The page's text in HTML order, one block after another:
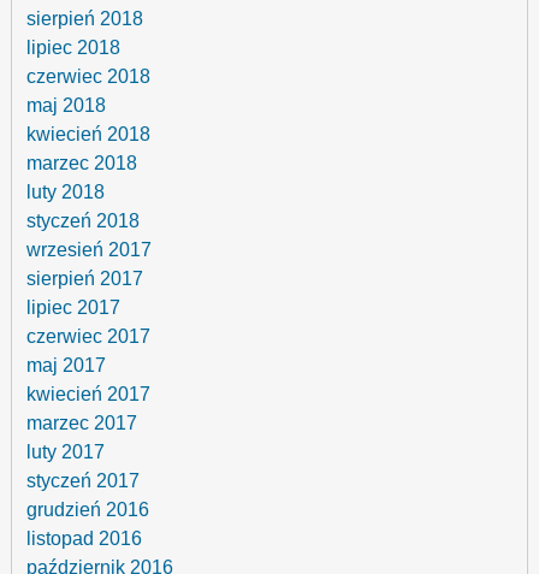
sierpień 2018
lipiec 2018
czerwiec 2018
maj 2018
kwiecień 2018
marzec 2018
luty 2018
styczeń 2018
wrzesień 2017
sierpień 2017
lipiec 2017
czerwiec 2017
maj 2017
kwiecień 2017
marzec 2017
luty 2017
styczeń 2017
grudzień 2016
listopad 2016
październik 2016